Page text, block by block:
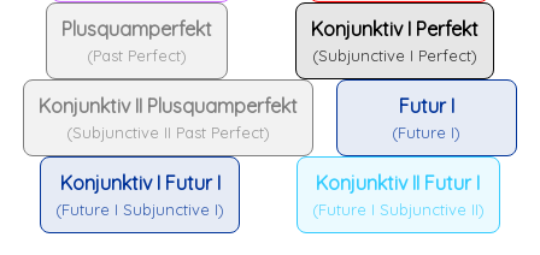
Plusquamperfekt
(Past Perfect)
Konjunktiv I Perfekt
(Subjunctive I Perfect)
Konjunktiv II Plusquamperfekt
(Subjunctive II Past Perfect)
Futur I
(Future I)
Konjunktiv I Futur I
(Future I Subjunctive I)
Konjunktiv II Futur I
(Future I Subjunctive II)